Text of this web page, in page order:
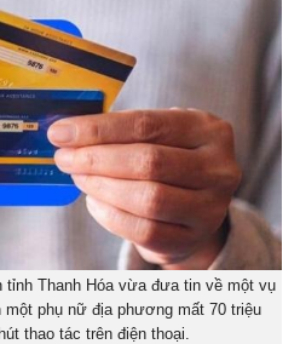
tỉnh Thanh Hóa vừa đưa tin về một vụ
một phụ nữ địa phương mất 70 triệu
thao tác trên điện thoại.